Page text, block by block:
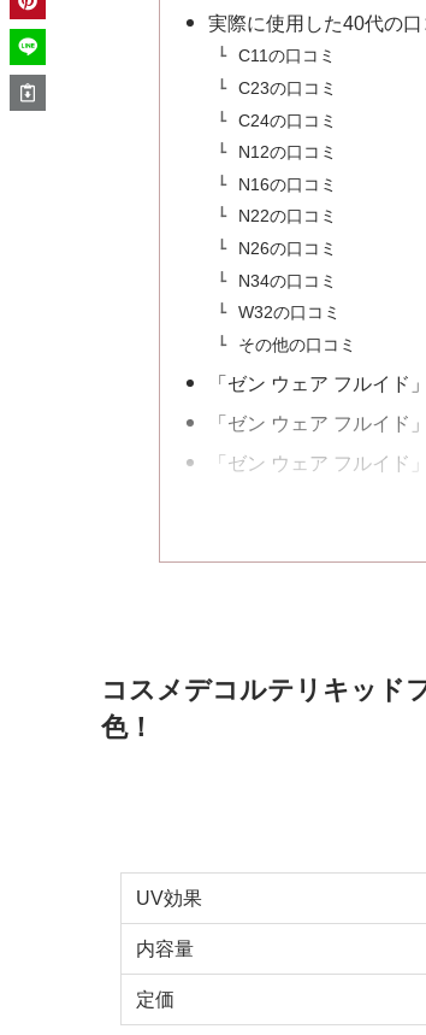
実際に使用した40代の口
C11の口コミ
C23の口コミ
C24の口コミ
N12の口コミ
N16の口コミ
N22の口コミ
N26の口コミ
N34の口コミ
W32の口コミ
その他の口コミ
「ゼン ウェア フルイド
「ゼン ウェア フルイド
「ゼン ウェア フルイド
コスメデコルテリキッド
色！
UV効果
内容量
定価